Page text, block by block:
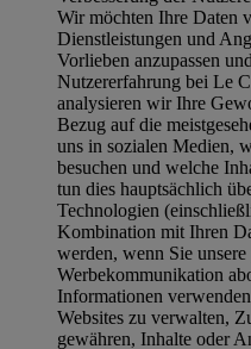
Wir möchten Ihre Daten
Dienstleistungen und
Vorlieben anzupassen
Nutzererfahrung bei Le
analysieren wir Ihre
Bezug auf die
uns in sozialen Medien,
besuchen und welche
tun dies hauptsächlich
Technologien
Kombination mit Ihren
werden, wenn Sie unsere
Werbekommunikation
Informationen
Websites zu verwalten,
gewähren, Inhalte oder